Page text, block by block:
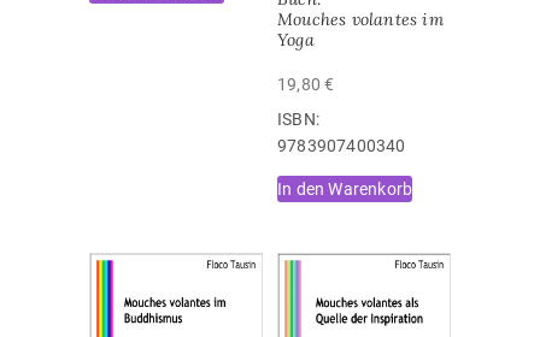
Mouches volantes im
Yoga
19,80€
ISBN:
‎9783907400340
In den Warenkorb